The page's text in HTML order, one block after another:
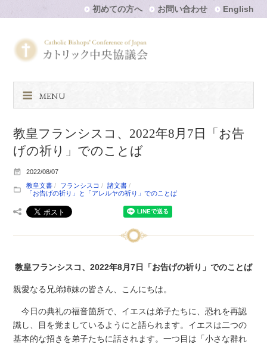
初めての方へ お問い合わせ English
MENU
教皇フランシスコ、2022年8月7日「お告
げの祈り」でのことば
2022/08/07
教皇文書
フランシスコ
諸文書
「お告げの祈り」と「アレルヤの祈り」でのことば
教皇フランシスコ、2022年8月7日「お告げの祈り」でのことば
親愛なる兄弟姉妹の皆さん、こんにちは。
今日の典礼の福音箇所で、イエスは弟子たちに、恐れを再認
識し、目を覚ましているようにと語られます。イエスは二つの
基本的な招きを弟子たちに話されます。一つ目は「小さな群れ